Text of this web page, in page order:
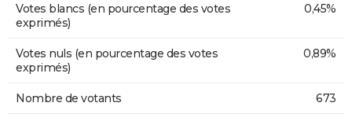
Votes blancs (en pourcentage des votes
exprimés)
0,45%
Votes nuls (en pourcentage des votes
exprimés)
0,89%
Nombre de votants 673